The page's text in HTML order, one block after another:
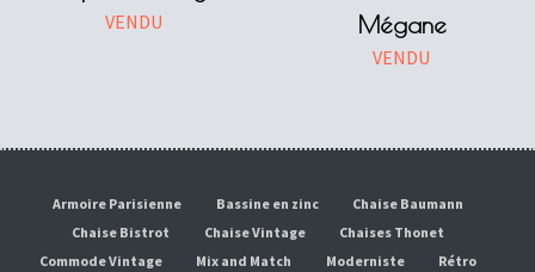
VENDU
Mégane
VENDU
Armoire Parisienne Bassine en zinc
Chaise Baumann
Chaise Bistrot
Chaise Vintage
Chaises Thonet
Commode Vintage
Mix and Match Moderniste
Rétro